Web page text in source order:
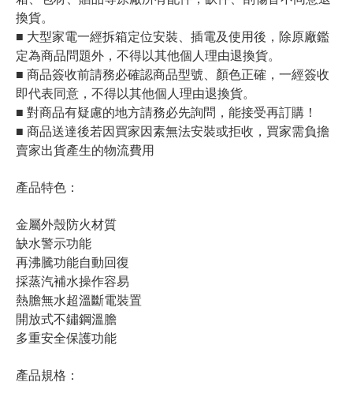
換貨。
■ 大型家電一經拆箱定位安裝、插電及使用後，除原廠鑑
定為商品問題外，不得以其他個人理由退換貨。
■ 商品簽收前請務必確認商品型號、顏色正確，一經簽收
即代表同意，不得以其他個人理由退換貨。
■ 對商品有疑慮的地方請務必先詢問，能接受再訂購！
■ 商品送達後若因買家因素無法安裝或拒收，買家需負擔
賣家出貨產生的物流費用
產品特色：
金屬外殼防火材質
缺水警示功能
再沸騰功能自動回復
採蒸汽補水操作容易
熱膽無水超溫斷電裝置
開放式不鏽鋼溫膽
多重安全保護功能
產品規格：